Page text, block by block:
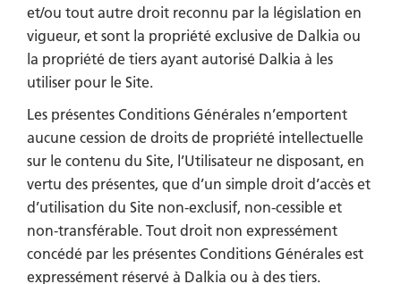
et/ou tout autre droit reconnu par la législation en
vigueur, et sont la propriété exclusive de Dalkia ou
la propriété de tiers ayant autorisé Dalkia à les
utiliser pour le Site.
Les présentes Conditions Générales n’emportent
aucune cession de droits de propriété intellectuelle
sur le contenu du Site, l’Utilisateur ne disposant, en
vertu des présentes, que d’un simple droit d’accès et
d’utilisation du Site non-exclusif, non-cessible et
non-transférable. Tout droit non expressément
concédé par les présentes Conditions Générales est
expressément réservé à Dalkia ou à des tiers.